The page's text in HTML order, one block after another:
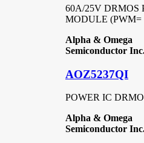
60A/25V DRMOS
MODULE (PWM=
Alpha & Omega
Semiconductor
AOZ5237QI
POWER IC
Alpha & Omega
Semiconductor